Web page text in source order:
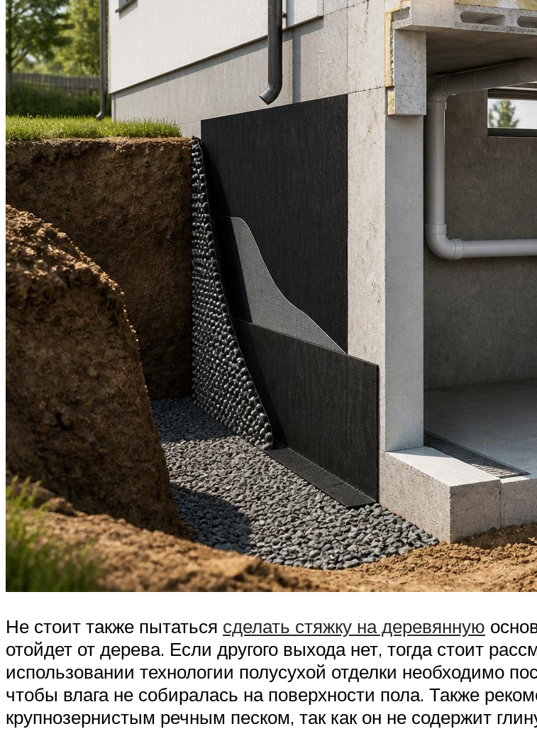
Не стоит также пытаться сделать стяжку на деревянную
отойдет от дерева. Если другого выхода нет, тогда стоит
использовании технологии полусухой отделки необходимо
чтобы влага не собиралась на поверхности пола. Также
крупнозернистым речным песком, так как он не содержит